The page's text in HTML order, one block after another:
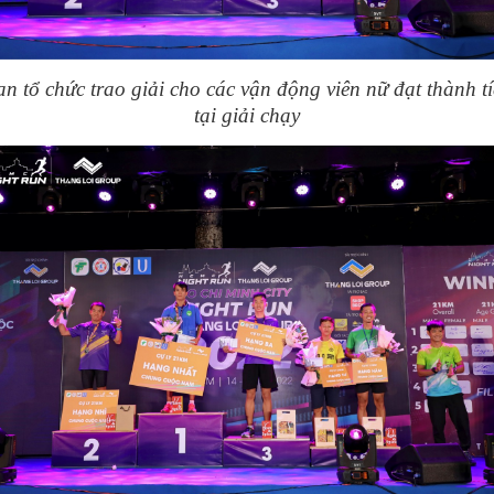
tổ chức trao giải cho các vận động viên nữ đạt thành
tại giải chạy